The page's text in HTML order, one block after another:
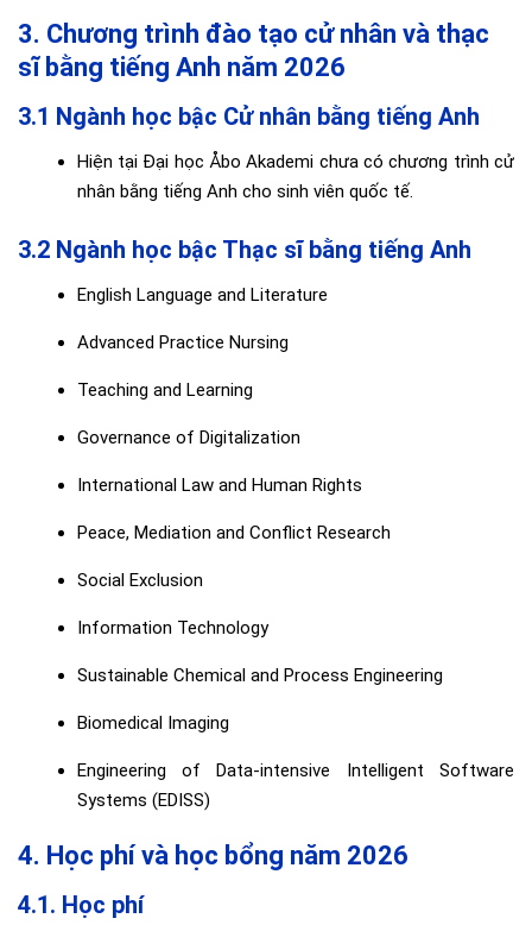
3. Chương trình đào tạo cử nhân và thạc
sĩ bằng tiếng Anh năm 2026
3.1 Ngành học bậc Cử nhân bằng tiếng Anh
Hiện tại Đại học Åbo Akademi chưa có chương trình cử
nhân bằng tiếng Anh cho sinh viên quốc tế.
3.2 Ngành học bậc Thạc sĩ bằng tiếng Anh
English Language and Literature
Advanced Practice Nursing
Teaching and Learning
Governance of Digitalization
International Law and Human Rights
Peace, Mediation and Conflict Research
Social Exclusion
Information Technology
Sustainable Chemical and Process Engineering
Biomedical Imaging
Engineering of Data-intensive Intelligent Software
Systems (EDISS)
4. Học phí và học bổng năm 2026
4.1. Học phí